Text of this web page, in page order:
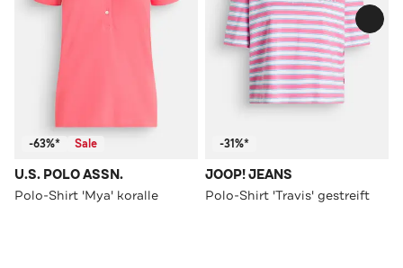
-63%* Sale
U.S. POLO ASSN.
Polo-Shirt 'Mya' koralle
-31%*
JOOP! JEANS
Polo-Shirt 'Travis' gestreift